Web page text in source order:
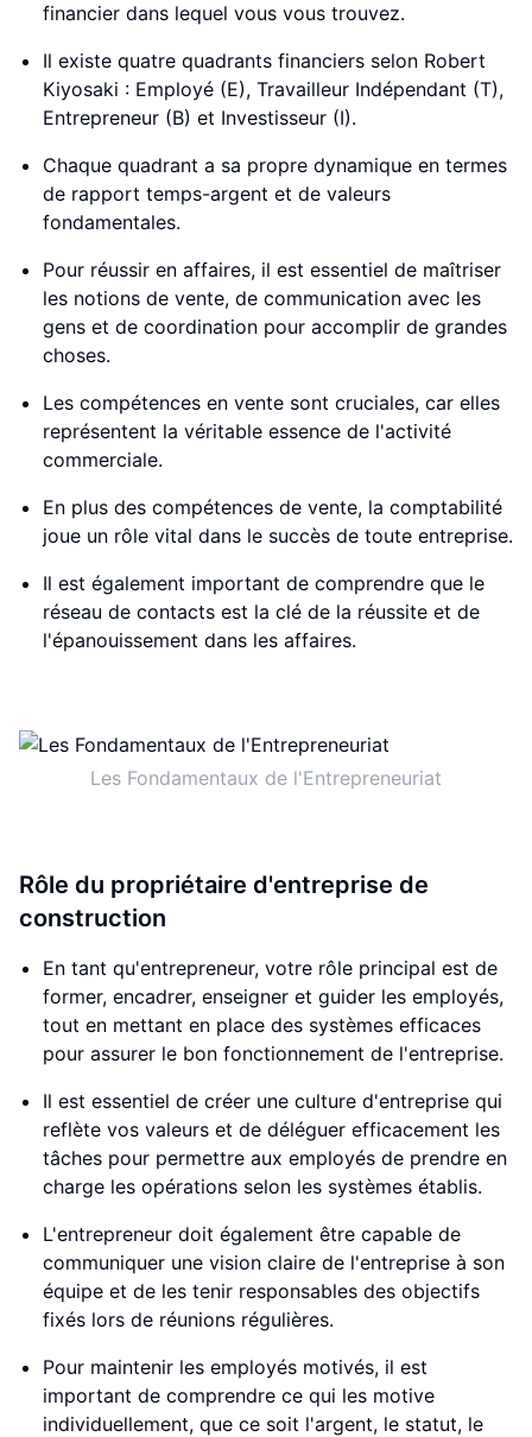
financier dans lequel vous vous trouvez.
Il existe quatre quadrants financiers selon Robert
Kiyosaki : Employé (E), Travailleur Indépendant (T),
Entrepreneur (B) et Investisseur (I).
Chaque quadrant a sa propre dynamique en termes
de rapport temps-argent et de valeurs
fondamentales.
Pour réussir en affaires, il est essentiel de maîtriser
les notions de vente, de communication avec les
gens et de coordination pour accomplir de grandes
choses.
Les compétences en vente sont cruciales, car elles
représentent la véritable essence de l'activité
commerciale.
En plus des compétences de vente, la comptabilité
joue un rôle vital dans le succès de toute entreprise.
Il est également important de comprendre que le
réseau de contacts est la clé de la réussite et de
l'épanouissement dans les affaires.
Les Fondamentaux de l'Entrepreneuriat
Rôle du propriétaire d'entreprise de
construction
En tant qu'entrepreneur, votre rôle principal est de
former, encadrer, enseigner et guider les employés,
tout en mettant en place des systèmes efficaces
pour assurer le bon fonctionnement de l'entreprise.
Il est essentiel de créer une culture d'entreprise qui
reflète vos valeurs et de déléguer efficacement les
tâches pour permettre aux employés de prendre en
charge les opérations selon les systèmes établis.
L'entrepreneur doit également être capable de
communiquer une vision claire de l'entreprise à son
équipe et de les tenir responsables des objectifs
fixés lors de réunions régulières.
Pour maintenir les employés motivés, il est
important de comprendre ce qui les motive
individuellement, que ce soit l'argent, le statut, le